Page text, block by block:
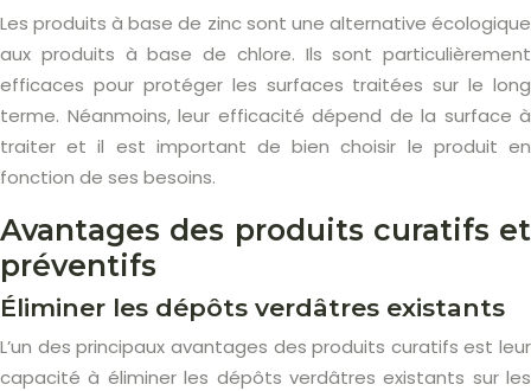
Les produits à base de zinc sont une alternative écologique
aux produits à base de chlore. Ils sont particulièrement
efficaces pour protéger les surfaces traitées sur le long
terme. Néanmoins, leur efficacité dépend de la surface à
traiter et il est important de bien choisir le produit en
fonction de ses besoins.
Avantages des produits curatifs et
préventifs
Éliminer les dépôts verdâtres existants
L’un des principaux avantages des produits curatifs est leur
capacité à éliminer les dépôts verdâtres existants sur les